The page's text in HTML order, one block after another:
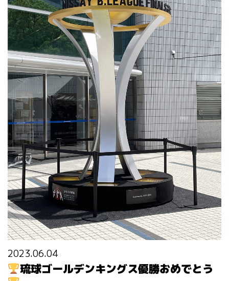
2023.06.04
琉球ゴールデンキングス優勝おめでとう